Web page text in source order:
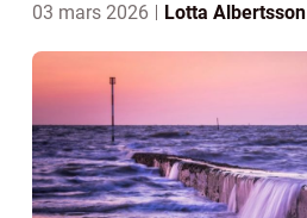
03 mars 2026 Lotta Albertsson